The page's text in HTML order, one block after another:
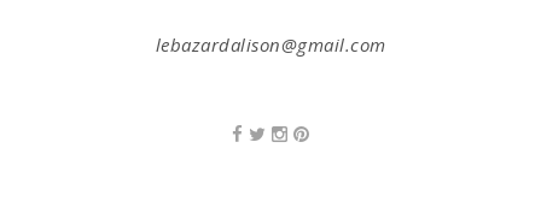
lebazardalison@gmail.com